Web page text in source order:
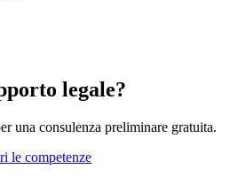
legale?
una consulenza preliminare gratuita.
le competenze